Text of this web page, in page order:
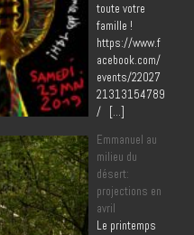
toute votre
famille !
https://www.f
acebook.com/
events/22027
21313154789
/ […]
Emmanuel au
milieu du
désert:
projections en
avril
Le printemps